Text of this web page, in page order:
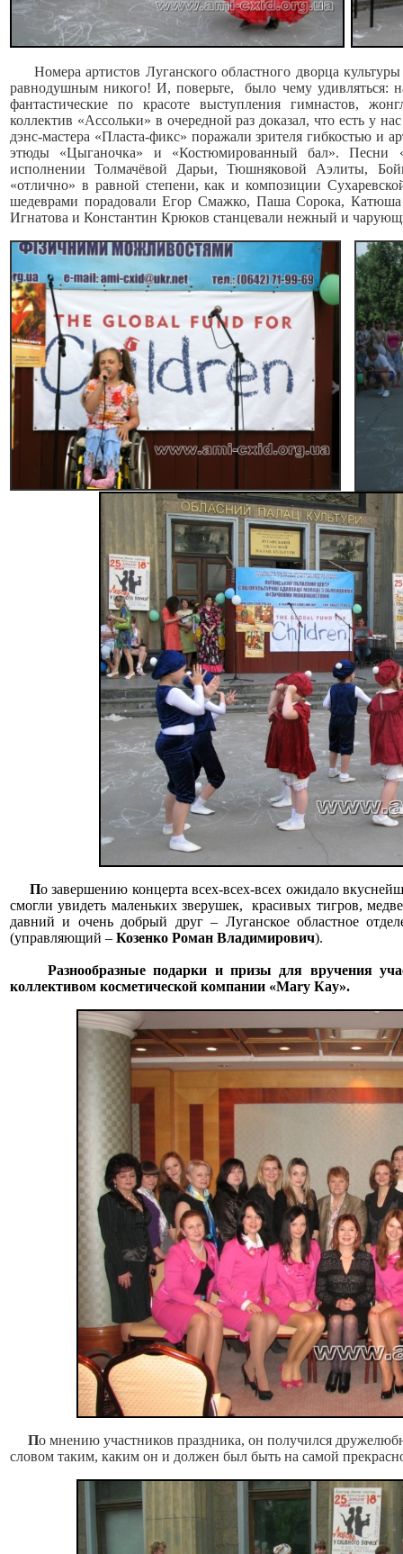
Номера артистов Луганского областного дворца
равнодушным никого! И, поверьте, было чему удивляться:
фантастические по красоте выступления гимнастов,
коллектив «Ассольки» в очередной раз доказал, что есть у
дэнс-мастера «Пласта-фикс» поражали зрителя гибкостью и
этюды «Цыганочка» и «Костюмированный бал». Песни
исполнении Толмачёвой Дарьи, Тюшняковой Аэлиты,
«отлично» в равной степени, как и композиции
шедеврами порадовали Егор Смажко, Паша Сорока, Катюша
Игнатова и Константин Крюков станцевали нежный и
По завершению концерта всех-всех-всех ожидало
смогли увидеть маленьких зверушек, красивых тигров,
давний и очень добрый друг – Луганское областное
(управляющий – Козенко Роман Владимирович).
Разнообразные подарки и призы для вручения
коллективом косметической компании «Mary Кay».
По мнению участников праздника, он получился
словом таким, каким он и должен был быть на самой